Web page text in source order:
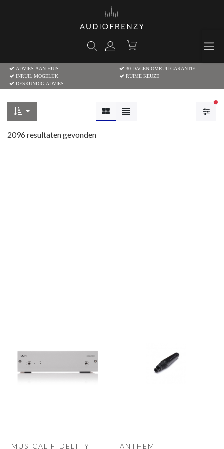
ADVIES AAN HUIS
30 DAGEN OMRUILGARANTIE
INRUIL MOGELIJK
RUIME KEUZE
DESKUNDIG ADVIES
2096resultaten gevonden
MUSICAL FIDELITY ANTHEM